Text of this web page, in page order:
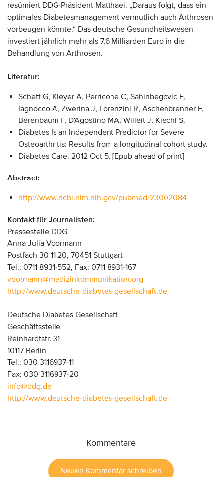
resümiert DDG-Präsident Matthaei. „Daraus folgt, dass ein
optimales Diabetesmanagement vermutlich auch Arthrosen
vorbeugen könnte.“ Das deutsche Gesundheitswesen
investiert jährlich mehr als 7,6 Milliarden Euro in die
Behandlung von Arthrosen.
Literatur:
Schett G, Kleyer A, Perricone C, Sahinbegovic E,
Iagnocco A, Zwerina J, Lorenzini R, Aschenbrenner F,
Berenbaum F, D'Agostino MA, Willeit J, Kiechl S.
Diabetes Is an Independent Predictor for Severe
Osteoarthritis: Results from a longitudinal cohort study.
Diabetes Care. 2012 Oct 5. [Epub ahead of print]
Abstract:
http://www.ncbi.nlm.nih.gov/pubmed/23002084
Kontakt für Journalisten:
Pressestelle DDG
Anna Julia Voormann
Postfach 30 11 20, 70451 Stuttgart
Tel.: 0711 8931-552, Fax: 0711 8931-167
voormann@medizinkommunikation.org
http://www.deutsche-diabetes-gesellschaft.de
Deutsche Diabetes Gesellschaft
Geschäftsstelle
Reinhardtstr. 31
10117 Berlin
Tel.: 030 3116937-11
Fax: 030 3116937-20
info@ddg.de
http://www.deutsche-diabetes-gesellschaft.de
Kommentare
Neuen Kommentar schreiben